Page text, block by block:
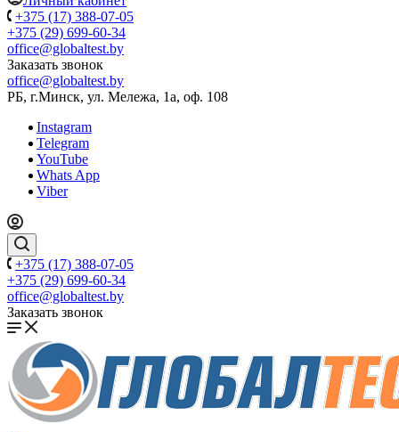
+375 (17) 388-07-05
+375 (29) 699-60-34
office@globaltest.by
Заказать звонок
office@globaltest.by
РБ, г.Минск, ул. Мележа, 1а, оф. 108
Instagram
Telegram
YouTube
Whats App
Viber
+375 (17) 388-07-05
+375 (29) 699-60-34
office@globaltest.by
Заказать звонок